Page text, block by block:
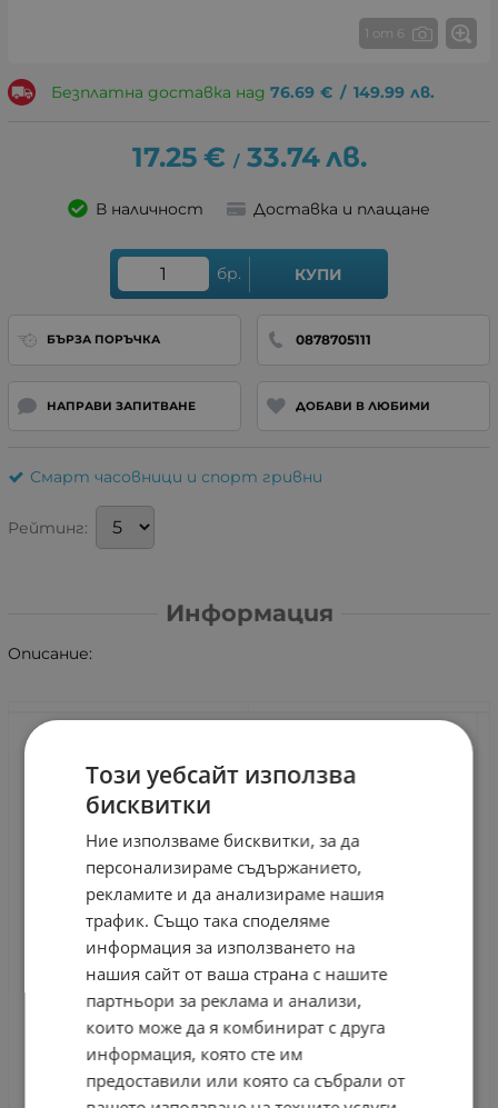
1 от 6
Безплатна доставка над 76.69 € / 149.99 лв.
17.25 € / 33.74лв.
В наличност Доставка и плащане
бр. КУПИ
БЪРЗА ПОРЪЧКА 0878705111
НАПРАВИ ЗАПИТВАНЕ ДОБАВИ В ЛЮБИМИ
Смарт часовници и спорт гривни
Рейтинг:
Информация
Описание:
Водоустойчив клас: Life Waterproof
Сензорен екран: Не
Тип екран: Цветен LCD
Произход: CN (Произход)
Модел: смарт лента
Език: Турски
Език: испански
Език: руски
Език: португалски
Език: норвежки
Език: японски
Език: френски
Английски език
Функция: Проследяване на съня
Функция: Напомняне на съобщения
Този уебсайт използва
бисквитки
Ние използваме бисквитки, за да
персонализираме съдържанието,
рекламите и да анализираме нашия
трафик. Също така споделяме
информация за използването на
нашия сайт от ваша страна с нашите
партньори за реклама и анализи,
които може да я комбинират с друга
информация, която сте им
предоставили или която са събрали от